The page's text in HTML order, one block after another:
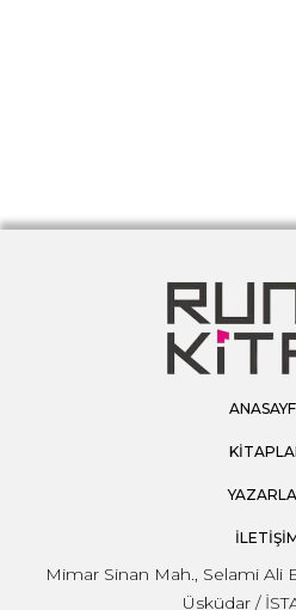
Mimar Sinan Mah., Selami Ali
Üsküdar /